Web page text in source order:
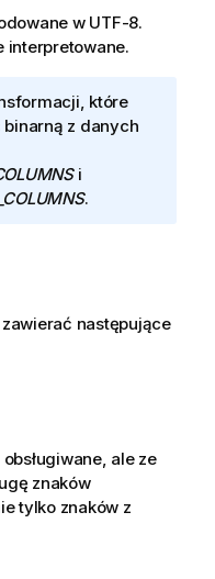
w UTF-8.
interpretowane.
które
binarną z danych
i
.
następujące
ale ze
znaków
tylko znaków z